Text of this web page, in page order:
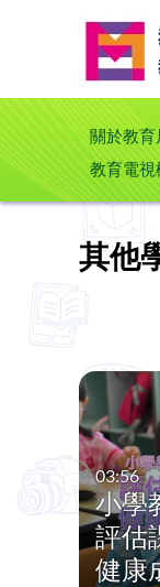
關於教育
教育電視
其他
03:56
小學
評估
健康